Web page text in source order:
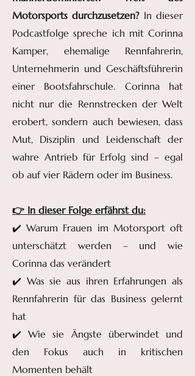
Motorsports durchzusetzen? In dieser
Podcastfolge spreche ich mit Corinna
Kamper, ehemalige Rennfahrerin,
Unternehmerin und Geschäftsführerin
einer Bootsfahrschule. Corinna hat
nicht nur die Rennstrecken der Welt
erobert, sondern auch bewiesen, dass
Mut, Disziplin und Leidenschaft der
wahre Antrieb für Erfolg sind – egal
ob auf vier Rädern oder im Business.
👉 In dieser Folge erfährst du:
✔️ Warum Frauen im Motorsport oft
unterschätzt werden – und wie
Corinna das verändert
✔️ Was sie aus ihren Erfahrungen als
Rennfahrerin für das Business gelernt
hat
✔️ Wie sie Ängste überwindet und
den Fokus auch in kritischen
Momenten behält